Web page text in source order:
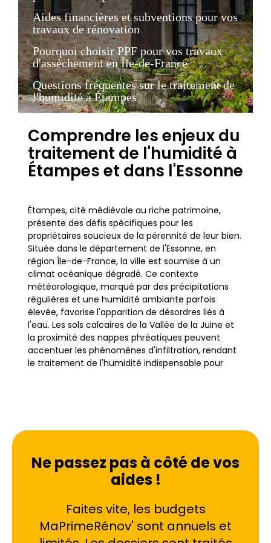
Aides financières et subventions pour vos
travaux de rénovation
Pourquoi choisir PPF pour vos travaux
d'assèchement en Île-de-France
Questions fréquentes sur le traitement de
l'humidité à Étampes
Comprendre les enjeux du
traitement de l'humidité à
Étampes et dans l'Essonne
Étampes, cité médiévale au riche patrimoine,
présente des défis spécifiques pour les
propriétaires soucieux de la pérennité de leur bien.
Située dans le département de l'Essonne, en
région Île-de-France, la ville est soumise à un
climat océanique dégradé. Ce contexte
météorologique, marqué par des précipitations
régulières et une humidité ambiante parfois
élevée, favorise l'apparition de désordres liés à
l'eau. Les sols calcaires de la Vallée de la Juine et
la proximité des nappes phréatiques peuvent
accentuer les phénomènes d'infiltration, rendant
le traitement de l'humidité indispensable pour
modernes aux fermes briardes rénovées, en
grès, typiques de la région. Ces matériaux, bien
que nobles et esthétiques, possèdent une porosité
naturelle qui les rend vulnérables aux remontées
le quartier du Centre-ville, à la Guinette ou à
Saint-Pierre, de nombreux foyers constatent des
traces blanches de salpêtre, des décollements de
Ne passez pas à côté de vos
aides !
Faites vite, les budgets
MaPrimeRénov' sont annuels et